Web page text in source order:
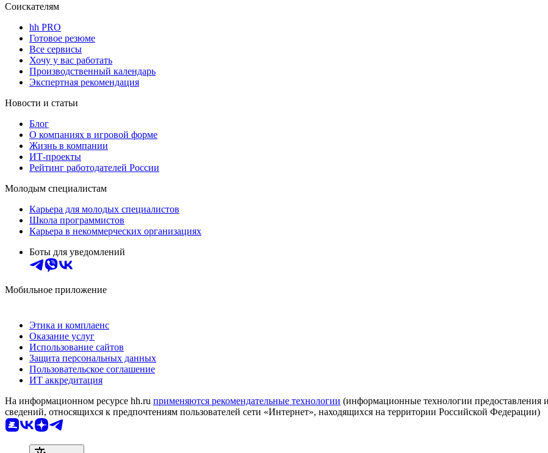
Соискателям
hh PRO
Готовое резюме
Все сервисы
Хочу у вас работать
Производственный календарь
Экспертная рекомендация
Новости и статьи
Блог
О компаниях в игровой форме
Жизнь в компании
ИТ-проекты
Рейтинг работодателей России
Молодым специалистам
Карьера для молодых специалистов
Школа программистов
Карьера в некоммерческих организациях
Боты для уведомлений
Мобильное приложение
Этика и комплаенс
Оказание услуг
Использование сайтов
Защита персональных данных
Пользовательское соглашение
ИТ аккредитация
На информационном ресурсе hh.ru применяются рекомендательные технологии (информационные технологии предоставления
сведений, относящихся к предпочтениям пользователей сети «Интернет», находящихся на территории Российской Федерации)